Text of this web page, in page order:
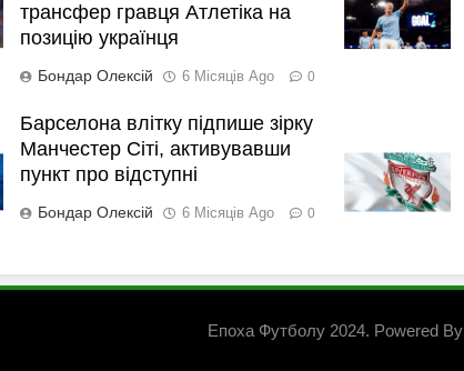
трансфер гравця Атлетіка на
позицію українця
Бондар Олексій 6 Місяців Ago 0
Барселона влітку підпише зірку
Манчестер Сіті, активувавши
пункт про відступні
Бондар Олексій 6 Місяців Ago 0
Епоха Футболу 2024. Powered By